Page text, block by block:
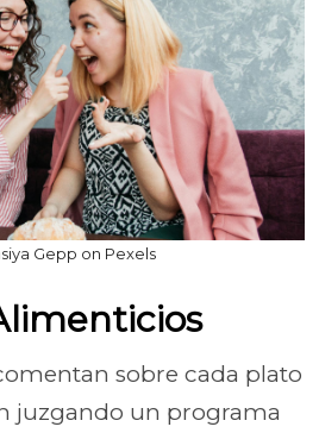
Gepp on Pexels
sobre cada plato
juzgando un programa